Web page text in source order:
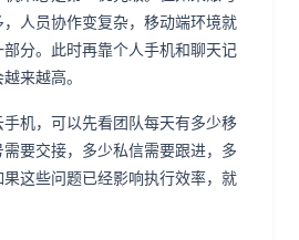
人员协作变复杂，移动端环境就
分。此时再靠个人手机和聊天记
来越高。
机，可以先看团队每天有多少移
要交接，多少私信需要跟进，多
这些问题已经影响执行效率，就